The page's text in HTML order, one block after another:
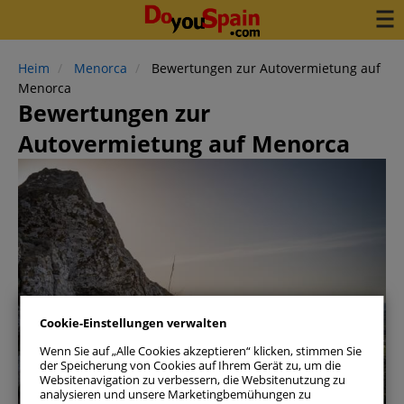
Heim Menorca
Bewertungen zur Autovermietung auf
Menorca
Bewertungen zur
Autovermietung auf Menorca
Menorca
Cookie-Einstellungen verwalten
Wenn Sie auf „Alle Cookies akzeptieren“ klicken, stimmen Sie
der Speicherung von Cookies auf Ihrem Gerät zu, um die
Websitenavigation zu verbessern, die Websitenutzung zu
analysieren und unsere Marketingbemühungen zu